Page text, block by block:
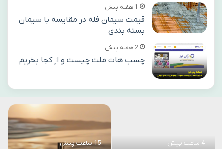
1 هفته پیش
قیمت سیمان فله در مقایسه با سیمان
بسته بندی
2 هفته پیش
چسب هات ملت چیست و از کجا بخریم
4 ساعت پیش 15 ساعت پیش